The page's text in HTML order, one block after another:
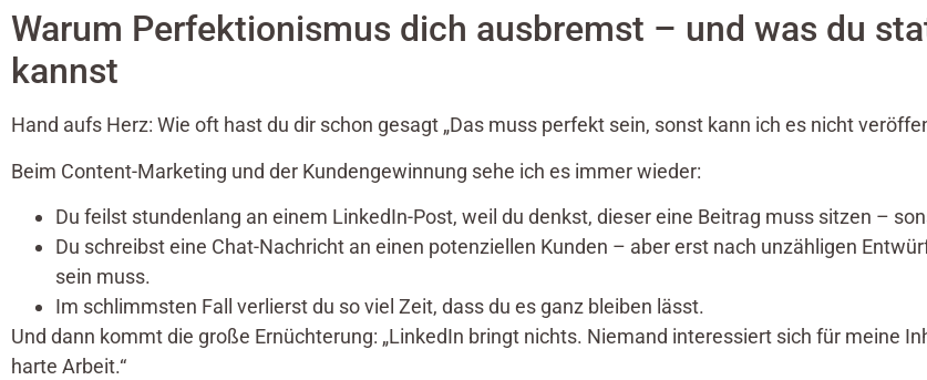
Warum Perfektionismus dich ausbremst – und was du
kannst
Hand aufs Herz: Wie oft hast du dir schon gesagt „Das muss perfekt sein, sonst kann ich es nicht
Beim Content-Marketing und der Kundengewinnung sehe ich es immer wieder:
Du feilst stundenlang an einem LinkedIn-Post, weil du denkst, dieser eine Beitrag muss sitzen –
Du schreibst eine Chat-Nachricht an einen potenziellen Kunden – aber erst nach unzähligen
sein muss.
Im schlimmsten Fall verlierst du so viel Zeit, dass du es ganz bleiben lässt.
Und dann kommt die große Ernüchterung: „LinkedIn bringt nichts. Niemand interessiert sich für meine
harte Arbeit.“